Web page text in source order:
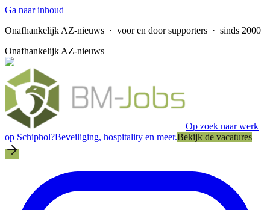
Ga naar inhoud
Onafhankelijk AZ-nieuws · voor en door supporters · sinds 2000
Onafhankelijk AZ-nieuws
Op zoek naar werk
op Schiphol?Beveiliging, hospitality en meer.Bekijk de vacatures